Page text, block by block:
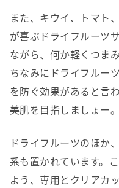
また、キウイ、トマト
が喜ぶドライフルーツ
ながら、何か軽くつま
ちなみにドライフルー
を防ぐ効果があると言
美肌を目指しましょー。
ドライフルーツのほか
系も置かれています。
よう、専用とクリアカ